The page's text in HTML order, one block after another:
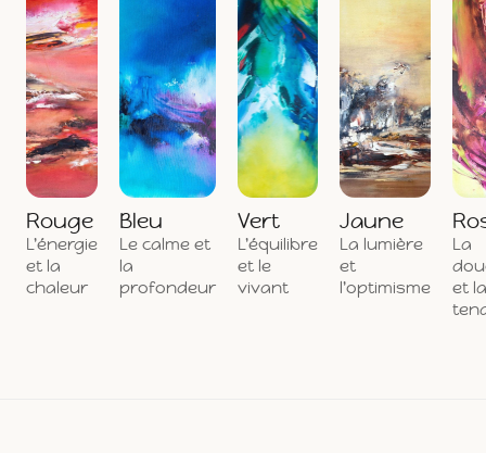
Rouge
L'énergie
et la
chaleur
Bleu
Le calme et
la
profondeur
Vert
L'équilibre
et le
vivant
Jaune
La lumière
et
l'optimisme
La
et la